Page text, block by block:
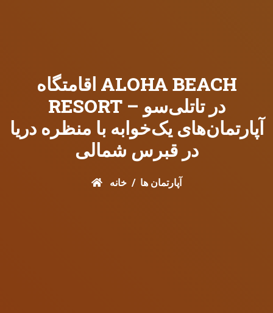
اقامتگاه ALOHA BEACH
RESORT در تاتلی‌سو –
آپارتمان‌های یک‌خوابه با منظره دریا
در قبرس شمالی
خانه آپارتمان ها